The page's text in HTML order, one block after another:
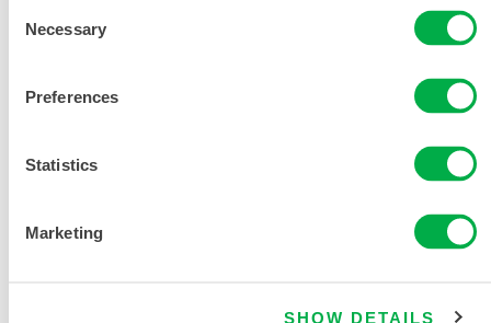
Selection
Necessary
Preferences
Statistics
Marketing
SHOW DETAILS